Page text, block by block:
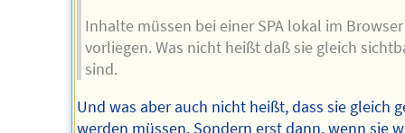
Inhalte müssen bei einer SPA lokal im Browser
vorliegen. Was nicht heißt daß sie gleich
sind.
Und was aber auch nicht heißt, dass sie gleich
werden müssen. Sondern erst dann, wenn sie